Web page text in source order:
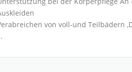
von voll-und Teilbädern